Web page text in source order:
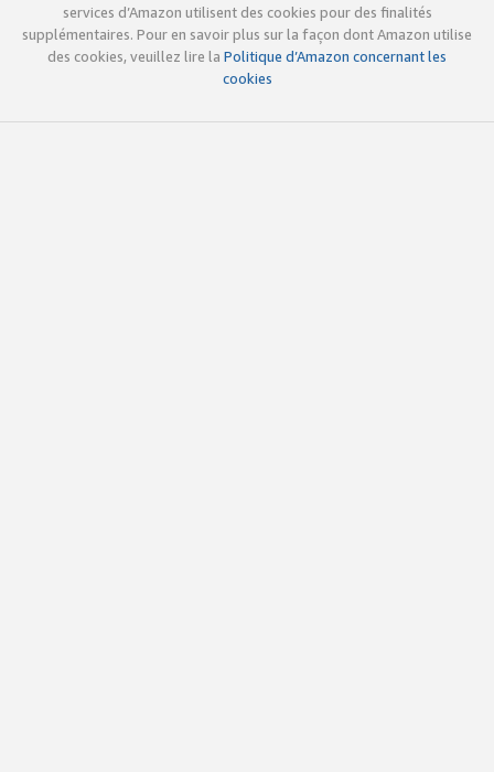
services d’Amazon utilisent des cookies pour des finalités
supplémentaires. Pour en savoir plus sur la façon dont Amazon utilise
des cookies, veuillez lire la Politique d’Amazon concernant les
cookies